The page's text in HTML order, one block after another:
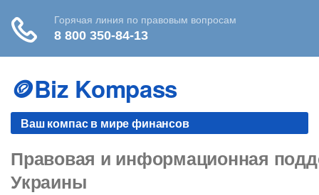
content
🪙Biz Kompass
Ваш компас в мире финансов
Правовая и информационная
Украины